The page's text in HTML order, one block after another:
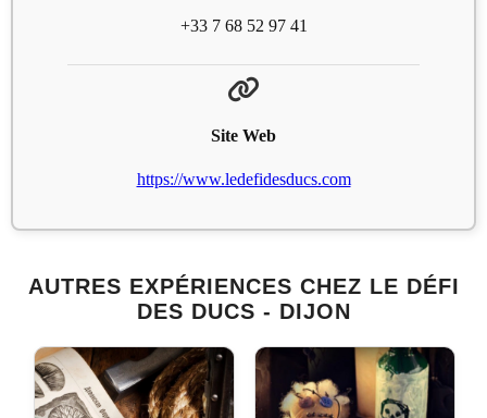
+33 7 68 52 97 41
Site Web
https://www.ledefidesducs.com
AUTRES EXPÉRIENCES CHEZ LE DÉFI
DES DUCS - DIJON